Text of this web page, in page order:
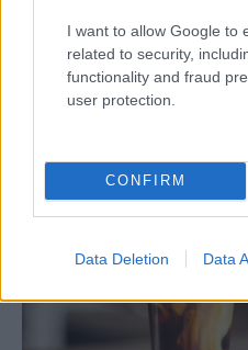
I want to allow Google to
related to security,
functionality and fraud
user protection.
CONFIRM
Data Deletion Data